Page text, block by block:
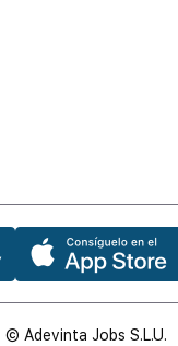
© Adevinta Jobs S.L.U.